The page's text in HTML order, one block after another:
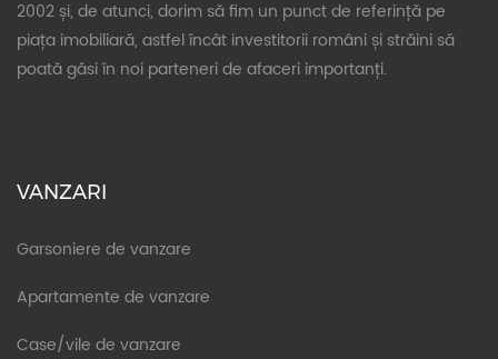
2002 și, de atunci, dorim să fim un punct de referință pe
piața imobiliară, astfel încât investitorii români și străini să
poată găsi în noi parteneri de afaceri importanți.
VANZARI
Garsoniere de vanzare
Apartamente de vanzare
Case/vile de vanzare